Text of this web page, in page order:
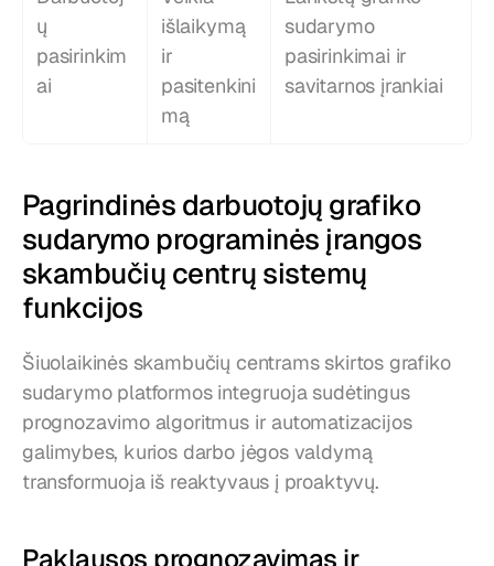
ų
pasirinkim
ai
išlaikymą
ir
pasitenkini
mą
sudarymo
pasirinkimai ir
savitarnos įrankiai
Pagrindinės darbuotojų grafiko
sudarymo programinės įrangos
skambučių centrų sistemų
funkcijos
Šiuolaikinės skambučių centrams skirtos grafiko
sudarymo platformos integruoja sudėtingus
prognozavimo algoritmus ir automatizacijos
galimybes, kurios darbo jėgos valdymą
transformuoja iš reaktyvaus į proaktyvų.
Paklausos prognozavimas ir